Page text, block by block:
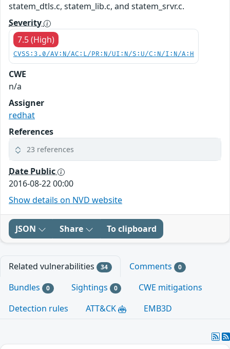
statem_dtls.c, statem_lib.c, and statem_srvr.c.
Severity
7.5 (High)
CVSS:3.0/AV:N/AC:L/PR:N/UI:N/S:U/C:N/I:N/A:H
CWE
n/a
Assigner
redhat
References
23 references
Date Public
2016-08-22 00:00
Show details on NVD website
JSON Share To clipboard
Related vulnerabilities 34 Comments 0
Bundles 0 Sightings 0
CWE mitigations
Detection rules
ATT&CK EMB3D